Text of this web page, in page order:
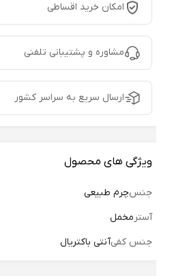
امکان خرید اقساطی
مشاوره و پشتیبانی تلفنی
ارسال سریع به سراسر کشور
ویژگی های محصول
جنسچرم طبیعی
آسترمخمل
جنس کفی آنتی باکتریال